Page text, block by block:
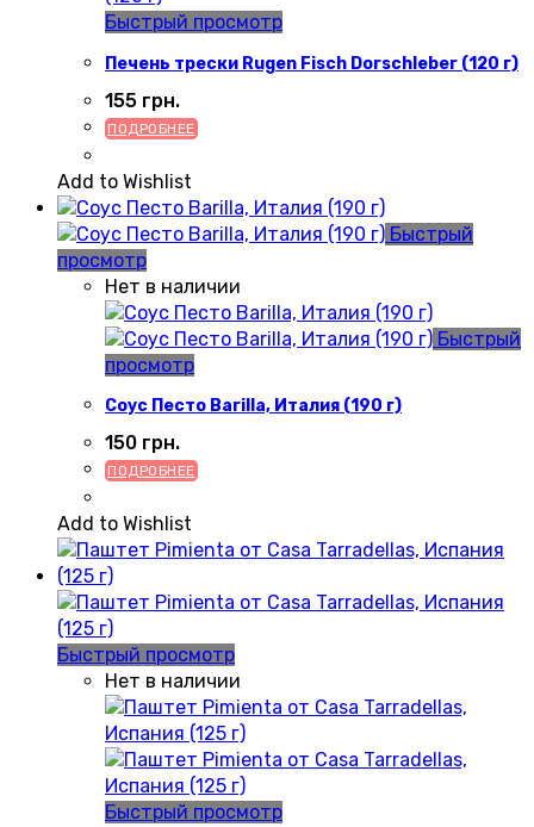
Быстрый просмотр
Печень трески Rugen Fisch Dorschleber (120 г)
155 грн.
ПОДРОБНЕЕ
Add to Wishlist
Быстрый
просмотр
Нет в наличии
Быстрый
просмотр
Соус Песто Barilla, Италия (190 г)
150 грн.
ПОДРОБНЕЕ
Add to Wishlist
Быстрый просмотр
Нет в наличии
Быстрый просмотр